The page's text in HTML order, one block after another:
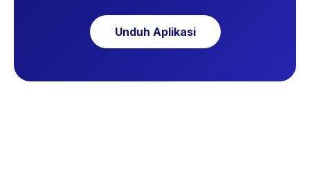
Unduh Aplikasi